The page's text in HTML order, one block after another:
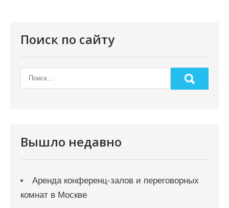
Поиск по сайту
Вышло недавно
Аренда конференц-залов и переговорных
комнат в Москве